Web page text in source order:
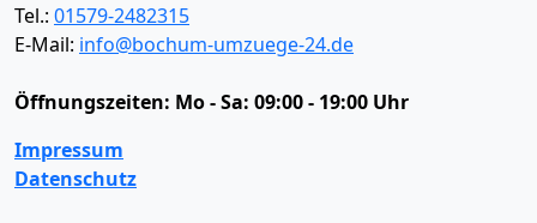
Tel.: 01579-2482315
E-Mail: info@bochum-umzuege-24.de
Öffnungszeiten: Mo - Sa: 09:00 - 19:00 Uhr
Impressum
Datenschutz